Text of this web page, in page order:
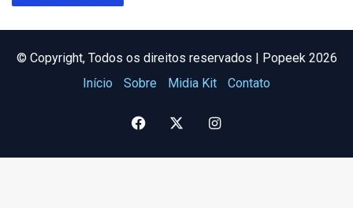
©️ Copyright, Todos os direitos reservados | Popeek 2026
Início
Sobre Midia Kit Contato
Facebook Instagram